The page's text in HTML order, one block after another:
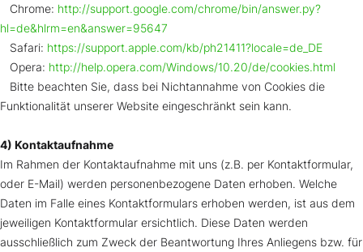
Chrome: http://support.google.com/chrome/bin/answer.py?
hl=de&hlrm=en&answer=95647
Safari: https://support.apple.com/kb/ph21411?locale=de_DE
Opera: http://help.opera.com/Windows/10.20/de/cookies.html
Bitte beachten Sie, dass bei Nichtannahme von Cookies die
Funktionalität unserer Website eingeschränkt sein kann.
4) Kontaktaufnahme
Im Rahmen der Kontaktaufnahme mit uns (z.B. per Kontaktformular,
oder E-Mail) werden personenbezogene Daten erhoben. Welche
Daten im Falle eines Kontaktformulars erhoben werden, ist aus dem
jeweiligen Kontaktformular ersichtlich. Diese Daten werden
ausschließlich zum Zweck der Beantwortung Ihres Anliegens bzw. für